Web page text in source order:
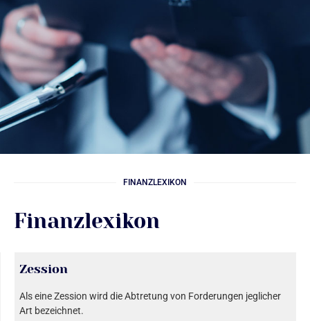
FINANZLEXIKON
Finanzlexikon
Zession
Als eine Zession wird die Abtretung von Forderungen jeglicher
Art bezeichnet.